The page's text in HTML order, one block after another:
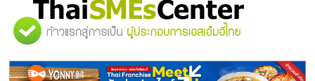
สัมมนาออนไลน์ โอกาสบริหารสถานี
บริการน้ำมัน Shell
สัมมนาลงทุน แฟรนไชส์ยอนนี่
ไชส์ ครั้งที่ 8
ร้านเครื่องเสียงคุณภาพสูง พร้อม
"ศูนย์
รวม